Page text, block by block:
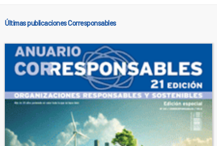
Últimas publicaciones Corresponsables